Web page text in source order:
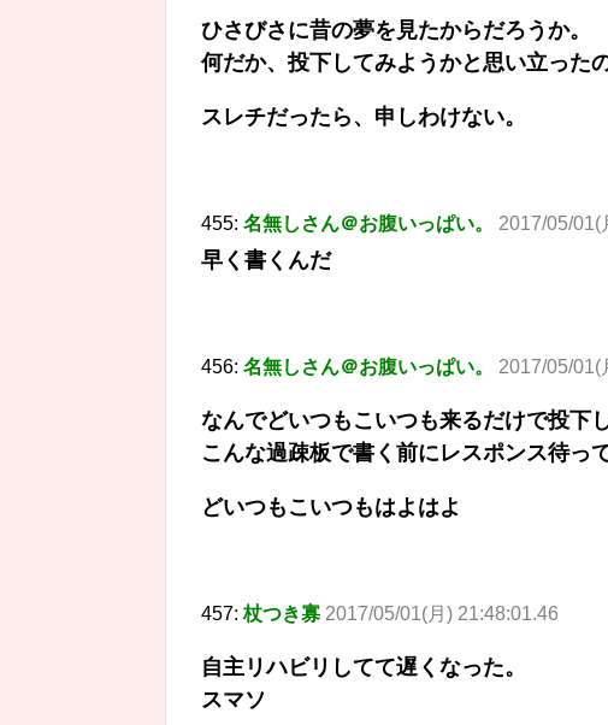
ひさびさに昔の夢を見たからだろうか。
何だか、投下してみようかと思い立った
スレチだったら、申しわけない。
455: 名無しさん＠お腹いっぱい。 2017/05/01(
早く書くんだ
456: 名無しさん＠お腹いっぱい。 2017/05/01(
なんでどいつもこいつも来るだけで投下
こんな過疎板で書く前にレスポンス待っ
どいつもこいつもはよはよ
457: 杖つき寡 2017/05/01(月) 21:48:01.46
自主リハビリしてて遅くなった。
スマソ